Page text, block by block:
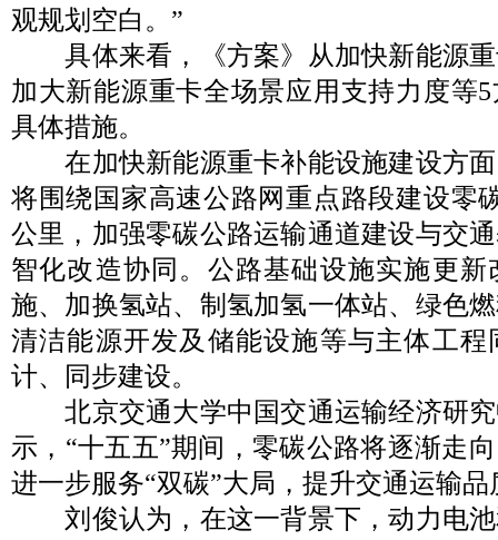
观规划空白。”
具体来看，《方案》从加快新能源重
加大新能源重卡全场景应用支持力度等
具体措施。
在加快新能源重卡补能设施建设方面
将围绕国家高速公路网重点路段建设零
公里，加强零碳公路运输通道建设与交
智化改造协同。公路基础设施实施更
施、加换氢站、制氢加氢一体站、绿色
清洁能源开发及储能设施等与主体工程
计、同步建设。
北京交通大学中国交通运输经济研究
示，“十五五”期间，零碳公路将逐渐走
进一步服务“双碳”大局，提升交通运输品
刘俊认为，在这一背景下，动力电池